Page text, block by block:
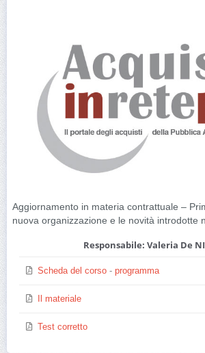
Aggiornamento in materia contrattuale –
nuova organizzazione e le novità introdotte
Responsabile: Valeria De
Scheda del corso - programma
Il materiale
Test corretto